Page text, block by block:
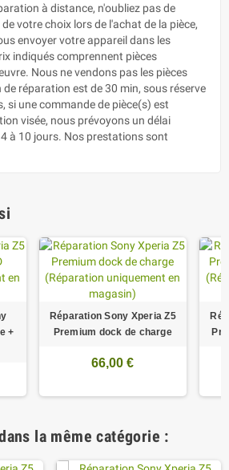
à distance, n'oubliez pas de
votre choix lors de l'achat de la pièce,
envoyer votre appareil dans les
indiqués comprennent pièces
Nous ne vendons pas les pièces
de réparation est de 30 min, sous réserve
si une commande de pièce(s) est
visée, nous prévoyons un délai
à 10 jours. Nos prestations sont
+
Réparation Sony Xperia Z5
Premium dock de charge
66,00 €
la même catégorie :